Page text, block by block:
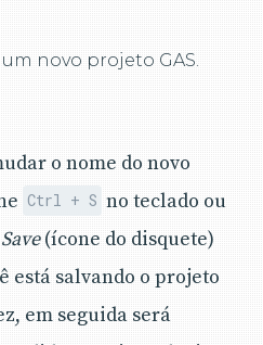
um novo projeto GAS.
o nome do novo
Ctrl + S no teclado ou
Save(ícone do disquete)
está salvando o projeto
em seguida será